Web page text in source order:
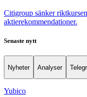
Citigroup sänker
aktierekommendationer.
Senaste nytt
Nyheter Analyser
Yubico